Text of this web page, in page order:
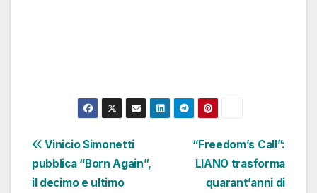
Navigazione
articoli
“Freedom’s Call”:
LIANO trasforma
quarant’anni di
Vinicio Simonetti
pubblica “Born Again”,
il decimo e ultimo